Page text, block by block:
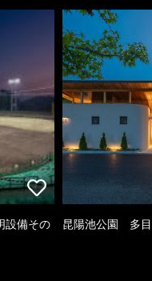
設備その
昆陽池公園 多